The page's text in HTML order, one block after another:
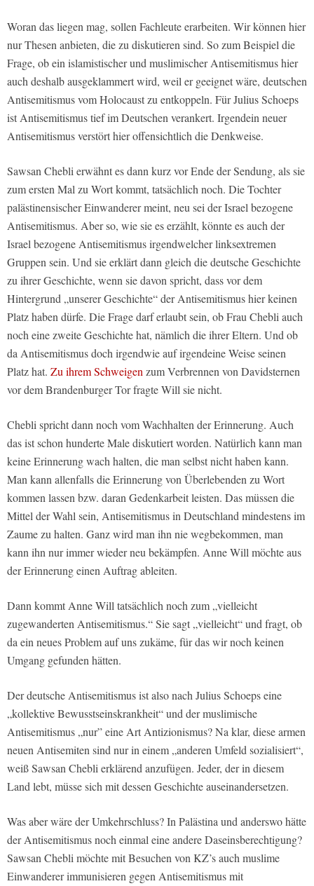
Woran das liegen mag, sollen Fachleute erarbeiten. Wir können hier
nur Thesen anbieten, die zu diskutieren sind. So zum Beispiel die
Frage, ob ein islamistischer und muslimischer Antisemitismus hier
auch deshalb ausgeklammert wird, weil er geeignet wäre, deutschen
Antisemitismus vom Holocaust zu entkoppeln. Für Julius Schoeps
ist Antisemitismus tief im Deutschen verankert. Irgendein neuer
Antisemitismus verstört hier offensichtlich die Denkweise.
Sawsan Chebli erwähnt es dann kurz vor Ende der Sendung, als sie
zum ersten Mal zu Wort kommt, tatsächlich noch. Die Tochter
palästinensischer Einwanderer meint, neu sei der Israel bezogene
Antisemitismus. Aber so, wie sie es erzählt, könnte es auch der
Israel bezogene Antisemitismus irgendwelcher linksextremen
Gruppen sein. Und sie erklärt dann gleich die deutsche Geschichte
zu ihrer Geschichte, wenn sie davon spricht, dass vor dem
Hintergrund „unserer Geschichte“ der Antisemitismus hier keinen
Platz haben dürfe. Die Frage darf erlaubt sein, ob Frau Chebli auch
noch eine zweite Geschichte hat, nämlich die ihrer Eltern. Und ob
da Antisemitismus doch irgendwie auf irgendeine Weise seinen
Platz hat. Zu ihrem Schweigenzum Verbrennen von Davidsternen
vor dem Brandenburger Tor fragte Will sie nicht.
Chebli spricht dann noch vom Wachhalten der Erinnerung. Auch
das ist schon hunderte Male diskutiert worden. Natürlich kann man
keine Erinnerung wach halten, die man selbst nicht haben kann.
Man kann allenfalls die Erinnerung von Überlebenden zu Wort
kommen lassen bzw. daran Gedenkarbeit leisten. Das müssen die
Mittel der Wahl sein, Antisemitismus in Deutschland mindestens im
Zaume zu halten. Ganz wird man ihn nie wegbekommen, man
kann ihn nur immer wieder neu bekämpfen. Anne Will möchte aus
der Erinnerung einen Auftrag ableiten.
Dann kommt Anne Will tatsächlich noch zum „vielleicht
zugewanderten Antisemitismus.“ Sie sagt „vielleicht“ und fragt, ob
da ein neues Problem auf uns zukäme, für das wir noch keinen
Umgang gefunden hätten.
Der deutsche Antisemitismus ist also nach Julius Schoeps eine
„kollektive Bewusstseinskrankheit“ und der muslimische
Antisemitismus „nur” eine Art Antizionismus? Na klar, diese armen
neuen Antisemiten sind nur in einem „anderen Umfeld sozialisiert“,
weiß Sawsan Chebli erklärend anzufügen. Jeder, der in diesem
Land lebt, müsse sich mit dessen Geschichte auseinandersetzen.
Was aber wäre der Umkehrschluss? In Palästina und anderswo hätte
der Antisemitismus noch einmal eine andere Daseinsberechtigung?
Sawsan Chebli möchte mit Besuchen von KZ’s auch muslime
Einwanderer immunisieren gegen Antisemitismus mit